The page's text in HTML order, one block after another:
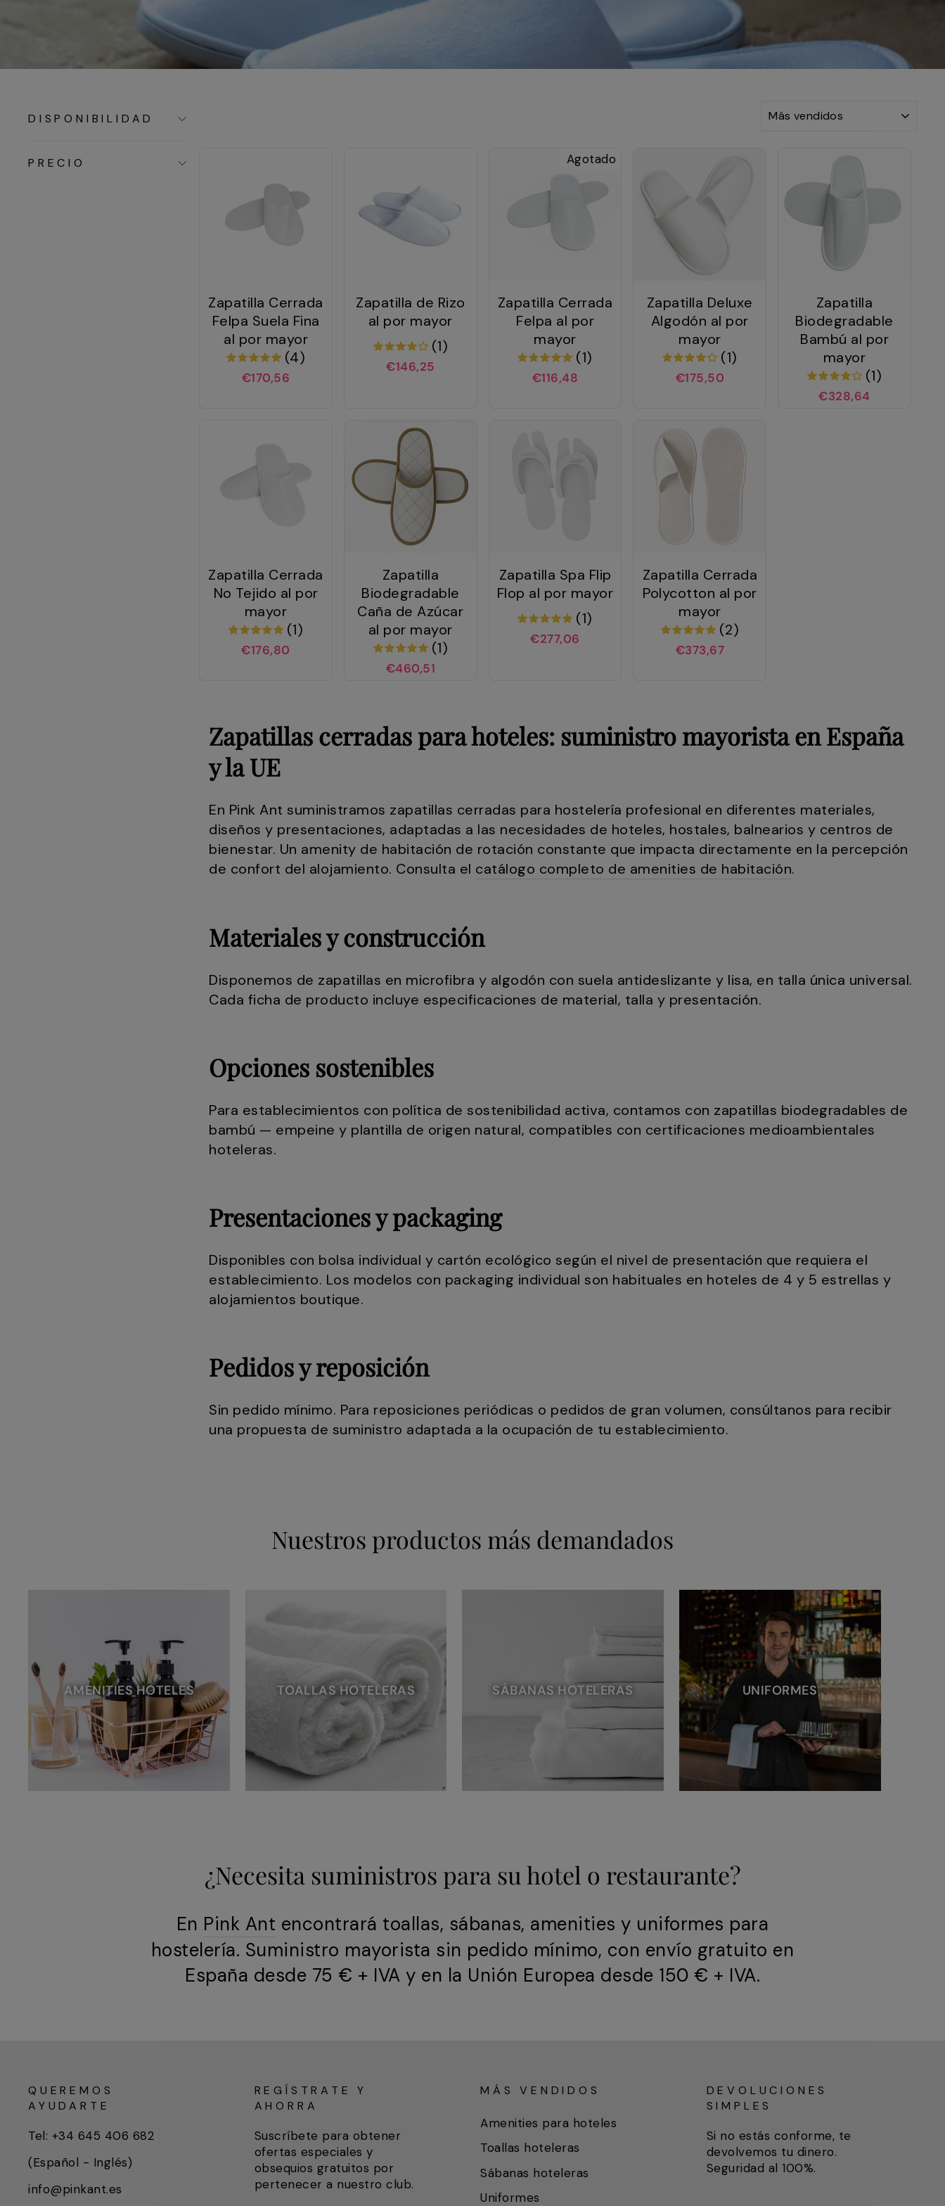
DISPONIBILIDAD
PRECIO
Zapatilla Cerrada
Felpa Suela Fina
al por mayor
(4)
€170,56
Zapatilla de Rizo
al por mayor
(1)
€146,25
Agotado
Zapatilla Cerrada
Felpa al por
mayor
(1)
€116,48
Zapatilla Deluxe
Algodón al por
mayor
(1)
€175,50
Zapatilla
Biodegradable
Bambú al por
mayor
(1)
€328,64
Zapatilla Cerrada
No Tejido al por
mayor
(1)
€176,80
Zapatilla
Biodegradable
Caña de Azúcar
al por mayor
(1)
€460,51
Zapatilla Spa Flip
Flop al por mayor
(1)
€277,06
Zapatilla Cerrada
Polycotton al por
mayor
(2)
€373,67
Zapatillas cerradas para hoteles: suministro mayorista en España
y la UE
En Pink Ant suministramos zapatillas cerradas para hostelería profesional en diferentes materiales,
diseños y presentaciones, adaptadas a las necesidades de hoteles, hostales, balnearios y centros de
bienestar. Un amenity de habitación de rotación constante que impacta directamente en la percepción
de confort del alojamiento. Consulta el catálogo completo de amenities de habitación.
Materiales y construcción
Disponemos de zapatillas en microfibra y algodón con suela antideslizante y lisa, en talla única universal.
Cada ficha de producto incluye especificaciones de material, talla y presentación.
Opciones sostenibles
Para establecimientos con política de sostenibilidad activa, contamos con zapatillas biodegradables de
bambú — empeine y plantilla de origen natural, compatibles con certificaciones medioambientales
hoteleras.
Presentaciones y packaging
Disponibles con bolsa individual y cartón ecológico según el nivel de presentación que requiera el
establecimiento. Los modelos con packaging individual son habituales en hoteles de 4 y 5 estrellas y
alojamientos boutique.
Pedidos y reposición
Sin pedido mínimo. Para reposiciones periódicas o pedidos de gran volumen, consúltanos para recibir
una propuesta de suministro adaptada a la ocupación de tu establecimiento.
Nuestros productos más demandados
AMENITIES HOTELES TOALLAS HOTELERAS SÁBANAS HOTELERAS UNIFORMES
¿Necesita suministros para su hotel o restaurante?
En Pink Ant encontrará toallas, sábanas, amenities y uniformes para
hostelería. Suministro mayorista sin pedido mínimo, con envío gratuito en
España desde 75 € + IVA y en la Unión Europea desde 150 € + IVA.
QUEREMOS
AYUDARTE
Tel: +34 645 406 682
(Español - Inglés)
info@pinkant.es
REGÍSTRATE Y
AHORRA
Suscríbete para obtener
ofertas especiales y
obsequios gratuitos por
pertenecer a nuestro club.
MÁS VENDIDOS
Amenities para hoteles
Toallas hoteleras
Sábanas hoteleras
Uniformes
DEVOLUCIONES
SIMPLES
Si no estás conforme, te
devolvemos tu dinero.
Seguridad al 100%.